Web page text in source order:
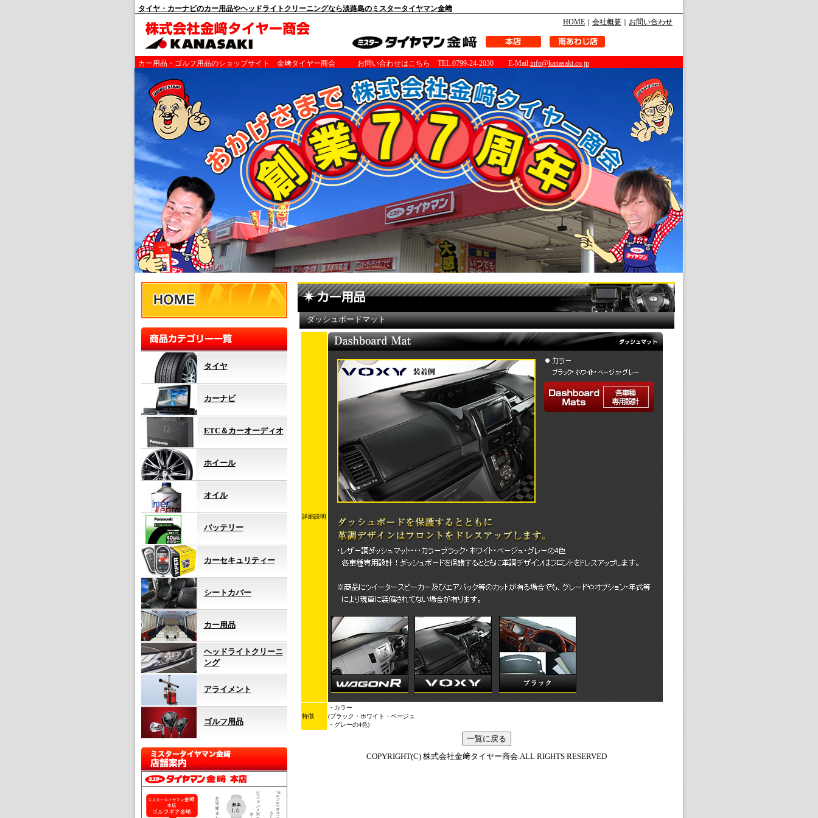
タイヤ
カーナビ
ETC＆カーオーディオ
ホイール
オイル
バッテリー
カーセキュリティー
シートカバー
カー用品
ヘッドライトクリーニ
ング
アライメント
ゴルフ用品
タイヤ・カーナビのカー用品やヘッドライトクリーニングなら淡路島のミスタータイヤマン金﨑
カー用品・ゴルフ用品のショップサイト 金﨑タイヤー商会 お問い合わせはこちら TEL.0799-24-2030 E-Mail.info@kanasaki.co.jp
HOME 会社概要 お問い合わせ
ダッシュボードマット
詳細説明
特徴
・カラー
(ブラック・ホワイト・ベージュ
・グレーの4色)
COPYRIGHT(C) 株式会社金﨑タイヤー商会.ALL RIGHTS RESERVED